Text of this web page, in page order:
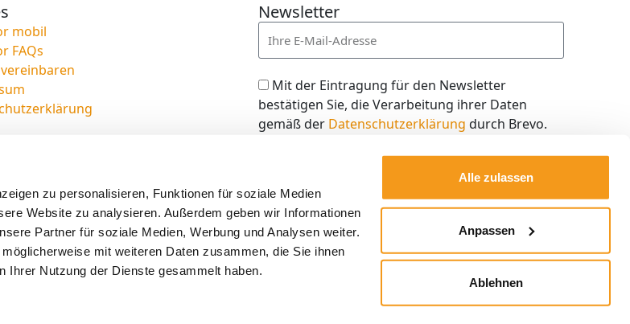
zu personalisieren, Funktionen für soziale Medien
Website zu analysieren. Außerdem geben wir Informationen
Partner für soziale Medien, Werbung und Analysen weiter.
mit weiteren Daten zusammen, die Sie ihnen
Ihrer Nutzung der Dienste gesammelt haben.
Alle zulassen
Anpassen
Ablehnen
mobil
FAQs
Newsletter
Mit der Eintragung für den Newsletter
bestätigen Sie, die Verarbeitung ihrer Daten
gemäß der Datenschutzerklärung durch Brevo.
den ich jederzeit mit dem Link im Newsletter
Kostenlos abonnieren